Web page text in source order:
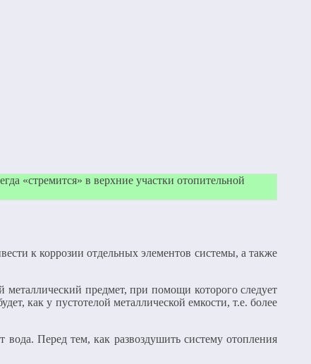
«стремится» в верхние участки отопительной
к коррозии отдельных элементов системы, а также
предмет, при помощи которого следует
как у пустотелой металлической емкости, т.е. более
Перед тем, как развоздушить систему отопления